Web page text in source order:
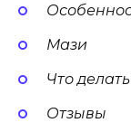
Мази
Что
Отзывы